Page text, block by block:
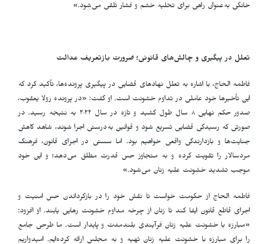
خانگی به‌عنوان راهی برای تخلیه خشم و فشار تلقی می‌شود.»
تعلل در پیگیری و چالش‌های قانونی؛ ضرورت بازتعریف عدالت
فاطمه الحاج، با اشاره به تعلل نهادهای قضایی در پیگیری پرونده‌ها، تأکید کرد که
این تأخیرها خود عاملی در تداوم خشونت است. او گفت: «در پرونده رولا یعقوب،
صدور حکم نهایی ۸ سال طول کشید و تازه در سال ۲۰۲۴ به نتیجه رسید. در
صورتی‌ که رسیدگی قضایی تسریع شود و قوانین به‌درستی اجرا شوند، شاهد کاهش
جنایت‌ها و بازدارندگی واقعی خواهیم بود. اما سستی در اجرای قانون، فرهنگ
مردسالار را تقویت کرده و به متجاوز حس قدرت مطلق می‌دهد؛ و این خود
موجب تشدید خشونت علیه زنان می‌شود.»
فاطمه الحاج از حکومت خواست تا نقش خود را در بازگرداندن حس امنیت و
اجرای قاطع قانون ایفا کند تا زنان از چرخه مداوم خشونت رهایی یابند. او افزود:
«مبارزه با خشونت علیه زنان فرآیندی بلندمدت و پایدار است. ما طرحی جامع
را برای مبارزه با خشونت علیه زنان تهیه و به مجلس ارائه کرده‌ایم. امیدواریم